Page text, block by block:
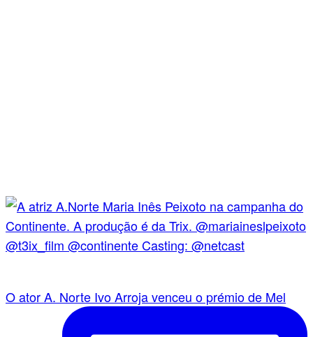
O ator A. Norte Ivo Arroja venceu o prémio de Mel